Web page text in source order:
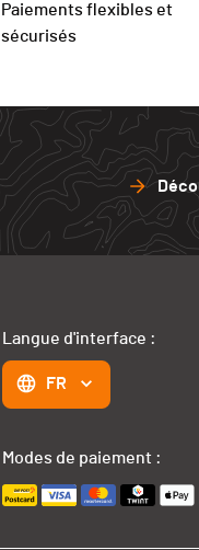
Paiements flexibles et
sécurisés
Langue d'interface :
FR
Modes de paiement :